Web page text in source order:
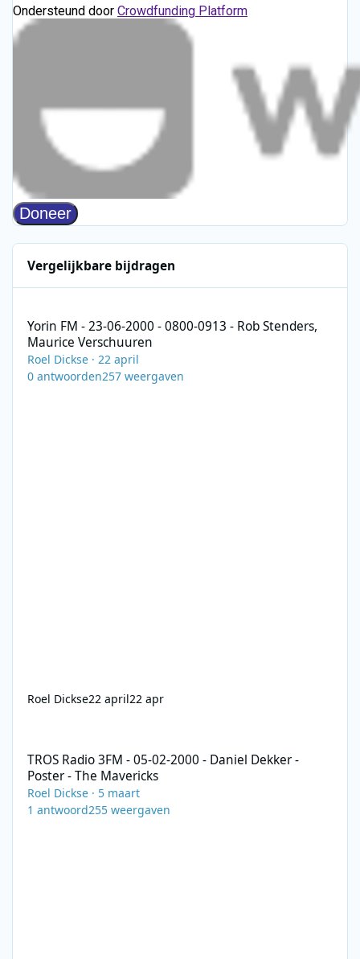
Vergelijkbare bijdragen
Yorin FM - 23-06-2000 - 0800-0913 - Rob Stenders,
Maurice Verschuuren
Roel Dickse ·22 april
0 antwoorden257 weergaven
Roel Dickse22 april22 apr
TROS Radio 3FM - 05-02-2000 - Daniel Dekker -
Poster - The Mavericks
Roel Dickse · 5 maart
1 antwoord255 weergaven